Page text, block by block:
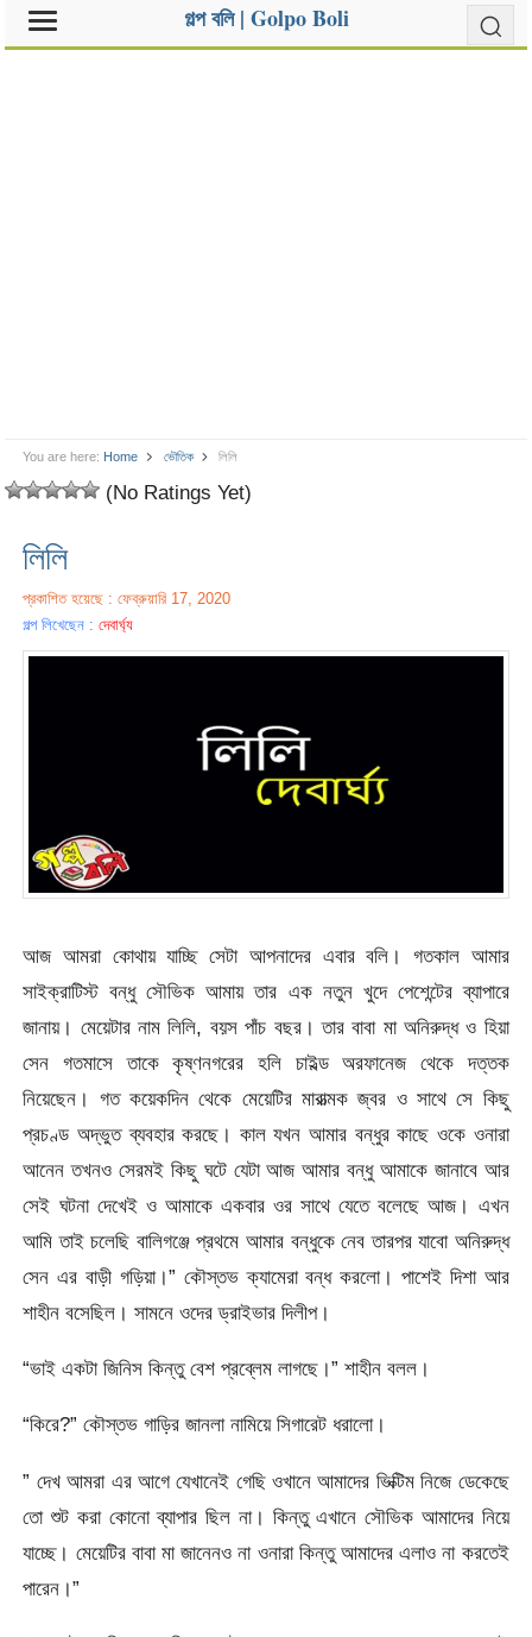
গল্প বলি | Golpo Boli
You are here: Home ভৌতিক লিলি
(No Ratings Yet)
লিলি
প্রকাশিত হয়েছে : ফেব্রুয়ারি 17, 2020
গল্প লিখেছেন :দেবার্ঘ্য
আজ আমরা কোথায় যাচ্ছি সেটা আপনাদের এবার বলি। গতকাল আমার
সাইক্রাটিস্ট বন্ধু সৌভিক আমায় তার এক নতুন খুদে পেশেন্টের ব্যাপারে
জানায়। মেয়েটার নাম লিলি, বয়স পাঁচ বছর। তার বাবা মা অনিরুদ্ধ ও হিয়া
সেন গতমাসে তাকে কৃষ্ণনগরের হলি চাইল্ড অরফানেজ থেকে দত্তক
নিয়েছেন। গত কয়েকদিন থেকে মেয়েটির মারাত্মক জ্বর ও সাথে সে কিছু
প্রচণ্ড অদ্ভুত ব্যবহার করছে। কাল যখন আমার বন্ধুর কাছে ওকে ওনারা
আনেন তখনও সেরমই কিছু ঘটে যেটা আজ আমার বন্ধু আমাকে জানাবে আর
সেই ঘটনা দেখেই ও আমাকে একবার ওর সাথে যেতে বলেছে আজ। এখন
আমি তাই চলেছি বালিগঞ্জে প্রথমে আমার বন্ধুকে নেব তারপর যাবো অনিরুদ্ধ
সেন এর বাড়ী গড়িয়া।” কৌস্তভ ক্যামেরা বন্ধ করলো। পাশেই দিশা আর
শাহীন বসেছিল। সামনে ওদের ড্রাইভার দিলীপ।
“ভাই একটা জিনিস কিন্তু বেশ প্রব্লেম লাগছে।” শাহীন বলল।
“কিরে?” কৌস্তভ গাড়ির জানলা নামিয়ে সিগারেট ধরালো।
” দেখ আমরা এর আগে যেখানেই গেছি ওখানে আমাদের ভিক্টিম নিজে ডেকেছে
তো শুট করা কোনো ব্যাপার ছিল না। কিন্তু এখানে সৌভিক আমাদের নিয়ে
যাচ্ছে। মেয়েটির বাবা মা জানেনও না ওনারা কিন্তু আমাদের এলাও না করতেই
পারেন।”